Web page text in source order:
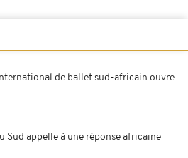
de ballet sud-africain ouvre
Sud appelle à une réponse africaine